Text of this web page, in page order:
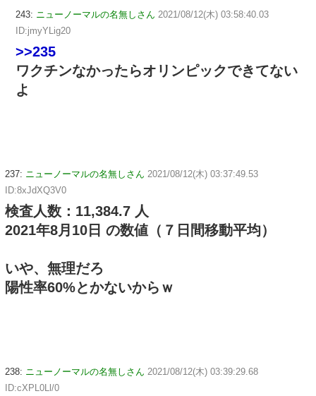
243: ニューノーマルの名無しさん 2021/08/12(木) 03:58:40.03
ID:jmyYLig20
>>235
ワクチンなかったらオリンピックできてない
よ
237: ニューノーマルの名無しさん 2021/08/12(木) 03:37:49.53
ID:8xJdXQ3V0
検査人数：11,384.7 人
2021年8月10日 の数値（７日間移動平均）
いや、無理だろ
陽性率60%とかないからｗ
238: ニューノーマルの名無しさん 2021/08/12(木) 03:39:29.68
ID:cXPL0Ll/0